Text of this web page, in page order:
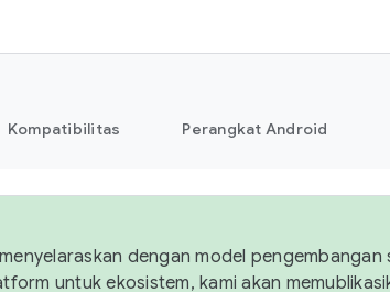
Kompatibilitas Perangkat Android
dengan model pengembangan
untuk ekosistem, kami akan